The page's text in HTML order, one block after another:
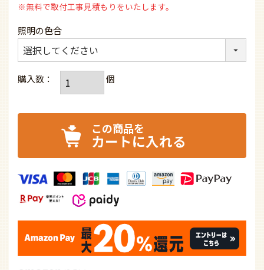
※無料で取付工事見積もりをいたします。
照明の色合
カートに入れる